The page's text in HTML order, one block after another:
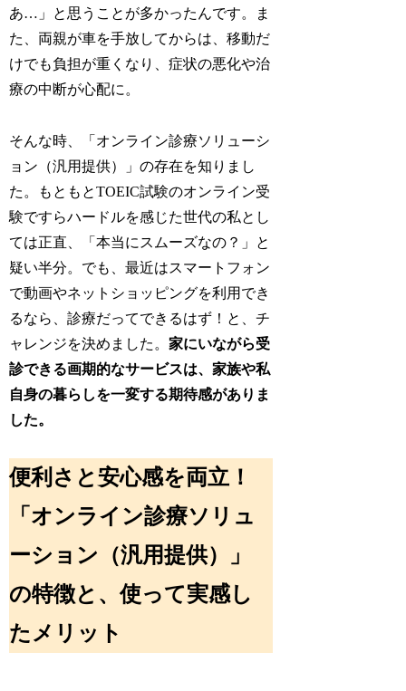
あ…」と思うことが多かったんです。ま
た、両親が車を手放してからは、移動だ
けでも負担が重くなり、症状の悪化や治
療の中断が心配に。
そんな時、「オンライン診療ソリューシ
ョン（汎用提供）」の存在を知りまし
た。もともとTOEIC試験のオンライン受
験ですらハードルを感じた世代の私とし
ては正直、「本当にスムーズなの？」と
疑い半分。でも、最近はスマートフォン
で動画やネットショッピングを利用でき
るなら、診療だってできるはず！と、チ
ャレンジを決めました。家にいながら受
診できる画期的なサービスは、家族や私
自身の暮らしを一変する期待感がありま
した。
便利さと安心感を両立！
「オンライン診療ソリュ
ーション（汎用提供）」
の特徴と、使って実感し
たメリット